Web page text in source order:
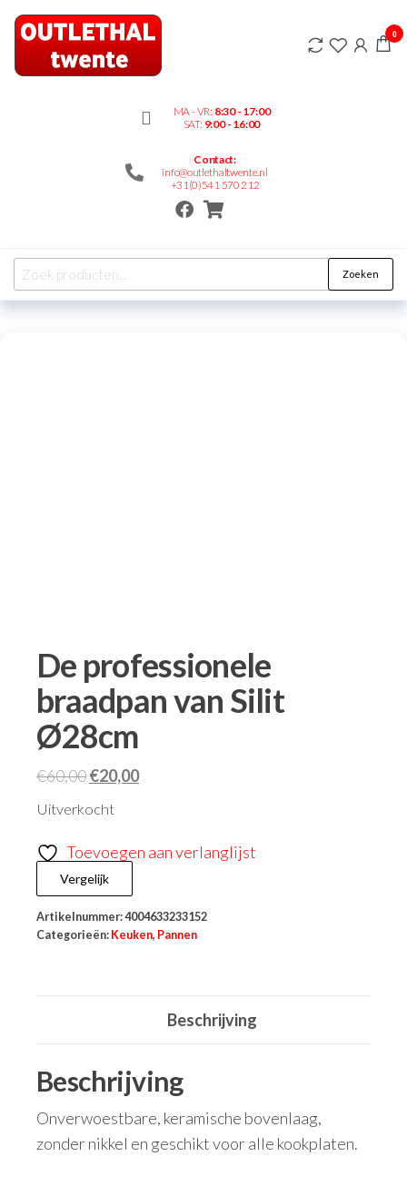
Outlethaltwente.nl
– altijd iets te
MA - VR: 8:30 - 17:00
SAT: 9:00 - 16:00
Contact:
info@outlethaltwente.nl
+31(0)541 570 212
0
Zoeken
De professionele
braadpan van Silit
Ø28cm
€60,00€20,00
Uitverkocht
Toevoegen aan verlanglijst
Vergelijk
Artikelnummer:4004633233152
Categorieën: Keuken, Pannen
Beschrijving
Beschrijving
Onverwoestbare, keramische bovenlaag,
zonder nikkel en geschikt voor alle kookplaten.